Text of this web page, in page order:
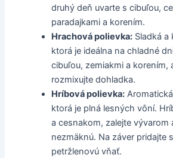
druhý deň uvarte s cibuľou,
paradajkami a korením.
Hrachová polievka: Sladká a
ktorá je ideálna na chladné
cibuľou, zemiakmi a korením,
rozmixujte dohladka.
Hríbová polievka:
ktorá je plná lesných vôní.
a cesnakom, zalejte vývarom
nezmäknú. Na záver pridajte
petržlenovú vňať.